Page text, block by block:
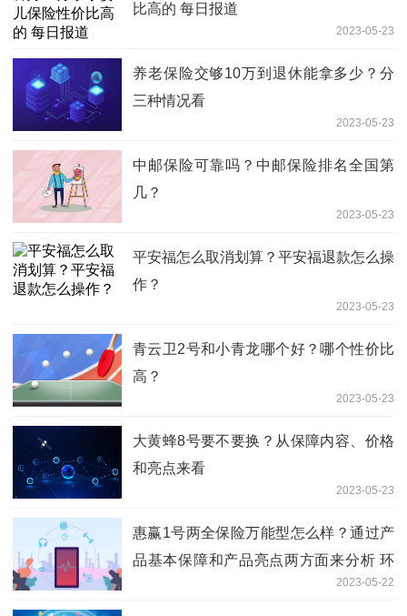
比高的 每日报道
2023-05-23
养老保险交够10万到退休能拿多少？分
三种情况看
2023-05-23
中邮保险可靠吗？中邮保险排名全国第
几？
2023-05-23
平安福怎么取消划算？平安福退款怎么操
作？
2023-05-23
青云卫2号和小青龙哪个好？哪个性价比
高？
2023-05-23
大黄蜂8号要不要换？从保障内容、价格
和亮点来看
2023-05-23
惠赢1号两全保险万能型怎么样？通过产
品基本保障和产品亮点两方面来分析 环
2023-05-22